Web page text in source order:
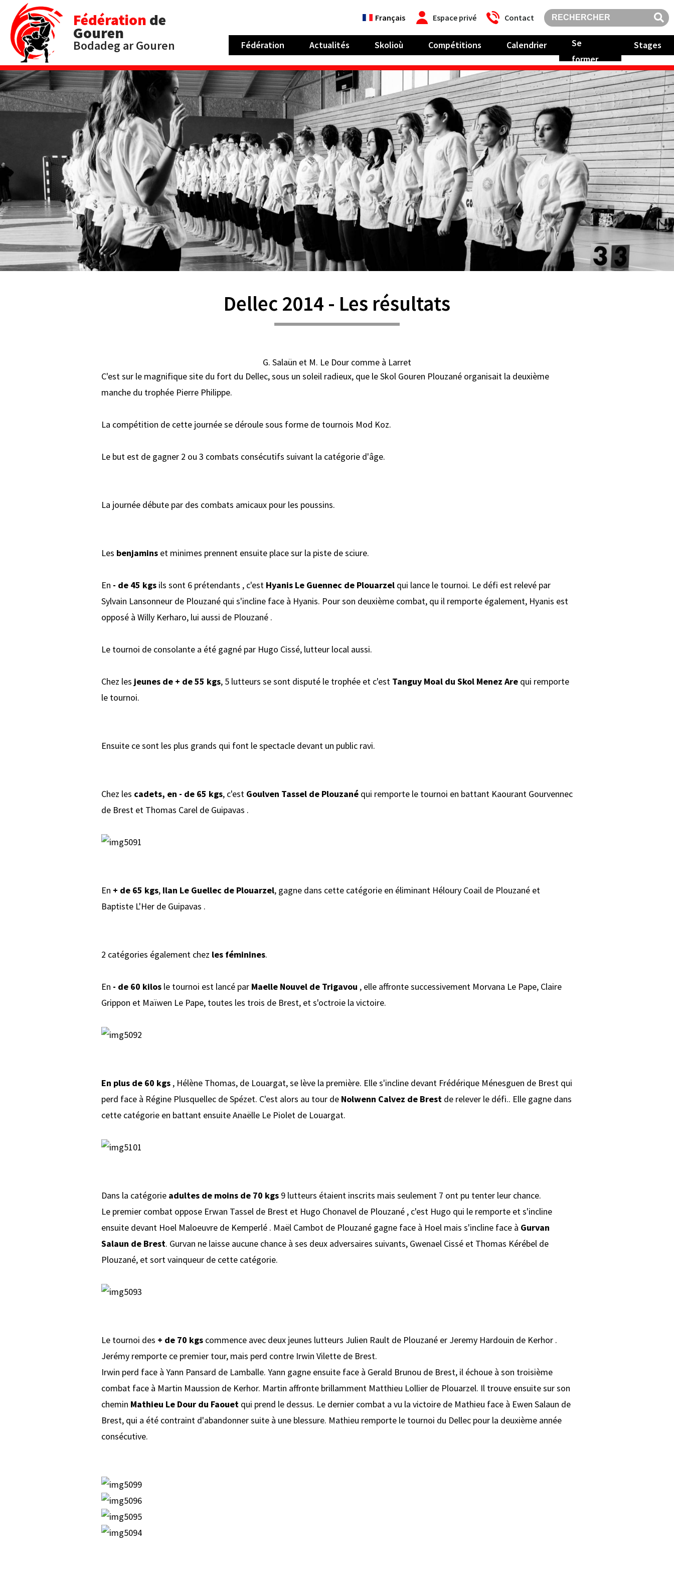
Fédération de
Gouren
Bodadeg ar Gouren
Français Espace privé Contact
Fédération Actualités Skolioù Compétitions Calendrier
Se
former
Stages
Dellec 2014 - Les résultats
G. Salaün et M. Le Dour comme à Larret
C'est sur le magnifique site du fort du Dellec, sous un soleil radieux, que le Skol Gouren Plouzané organisait la deuxième
manche du trophée Pierre Philippe.
La compétition de cette journée se déroule sous forme de tournois Mod Koz.
Le but est de gagner 2 ou 3 combats consécutifs suivant la catégorie d'âge.
La journée débute par des combats amicaux pour les poussins.
Les benjamins et minimes prennent ensuite place sur la piste de sciure.
En - de 45 kgs ils sont 6 prétendants , c'est Hyanis Le Guennec de Plouarzel qui lance le tournoi. Le défi est relevé par
Sylvain Lansonneur de Plouzané qui s'incline face à Hyanis. Pour son deuxième combat, qu il remporte également, Hyanis est
opposé à Willy Kerharo, lui aussi de Plouzané .
Le tournoi de consolante a été gagné par Hugo Cissé, lutteur local aussi.
Chez les jeunes de + de 55 kgs, 5 lutteurs se sont disputé le trophée et c'est Tanguy Moal du Skol Menez Are qui remporte
le tournoi.
Ensuite ce sont les plus grands qui font le spectacle devant un public ravi.
Chez les cadets, en - de 65 kgs, c'est Goulven Tassel de Plouzané qui remporte le tournoi en battant Kaourant Gourvennec
de Brest et Thomas Carel de Guipavas .
En + de 65 kgs, Ilan Le Guellec de Plouarzel, gagne dans cette catégorie en éliminant Héloury Coail de Plouzané et
Baptiste L'Her de Guipavas .
2 catégories également chez les féminines.
En - de 60 kilos le tournoi est lancé par Maelle Nouvel de Trigavou , elle affronte successivement Morvana Le Pape, Claire
Grippon et Maïwen Le Pape, toutes les trois de Brest, et s'octroie la victoire.
En plus de 60 kgs , Hélène Thomas, de Louargat, se lève la première. Elle s'incline devant Frédérique Ménesguen de Brest qui
perd face à Régine Plusquellec de Spézet. C'est alors au tour de Nolwenn Calvez de Brest de relever le défi.. Elle gagne dans
cette catégorie en battant ensuite Anaëlle Le Piolet de Louargat.
Dans la catégorie adultes de moins de 70 kgs 9 lutteurs étaient inscrits mais seulement 7 ont pu tenter leur chance.
Le premier combat oppose Erwan Tassel de Brest et Hugo Chonavel de Plouzané , c'est Hugo qui le remporte et s'incline
ensuite devant Hoel Maloeuvre de Kemperlé . Maël Cambot de Plouzané gagne face à Hoel mais s'incline face à Gurvan
Salaun de Brest. Gurvan ne laisse aucune chance à ses deux adversaires suivants, Gwenael Cissé et Thomas Kérébel de
Plouzané, et sort vainqueur de cette catégorie.
Le tournoi des + de 70 kgs commence avec deux jeunes lutteurs Julien Rault de Plouzané er Jeremy Hardouin de Kerhor .
Jerémy remporte ce premier tour, mais perd contre Irwin Vilette de Brest.
Irwin perd face à Yann Pansard de Lamballe. Yann gagne ensuite face à Gerald Brunou de Brest, il échoue à son troisième
combat face à Martin Maussion de Kerhor. Martin affronte brillamment Matthieu Lollier de Plouarzel. Il trouve ensuite sur son
chemin Mathieu Le Dour du Faouet qui prend le dessus. Le dernier combat a vu la victoire de Mathieu face à Ewen Salaun de
Brest, qui a été contraint d'abandonner suite à une blessure. Mathieu remporte le tournoi du Dellec pour la deuxième année
consécutive.